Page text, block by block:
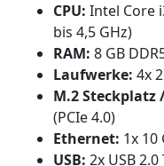
CPU: Intel Core
bis 4,5 GHz)
RAM: 8 GB
Laufwerke: 4x
M.2 Steckplatz
(PCIe 4.0)
Ethernet: 1x 10
USB: 2x USB 2.0